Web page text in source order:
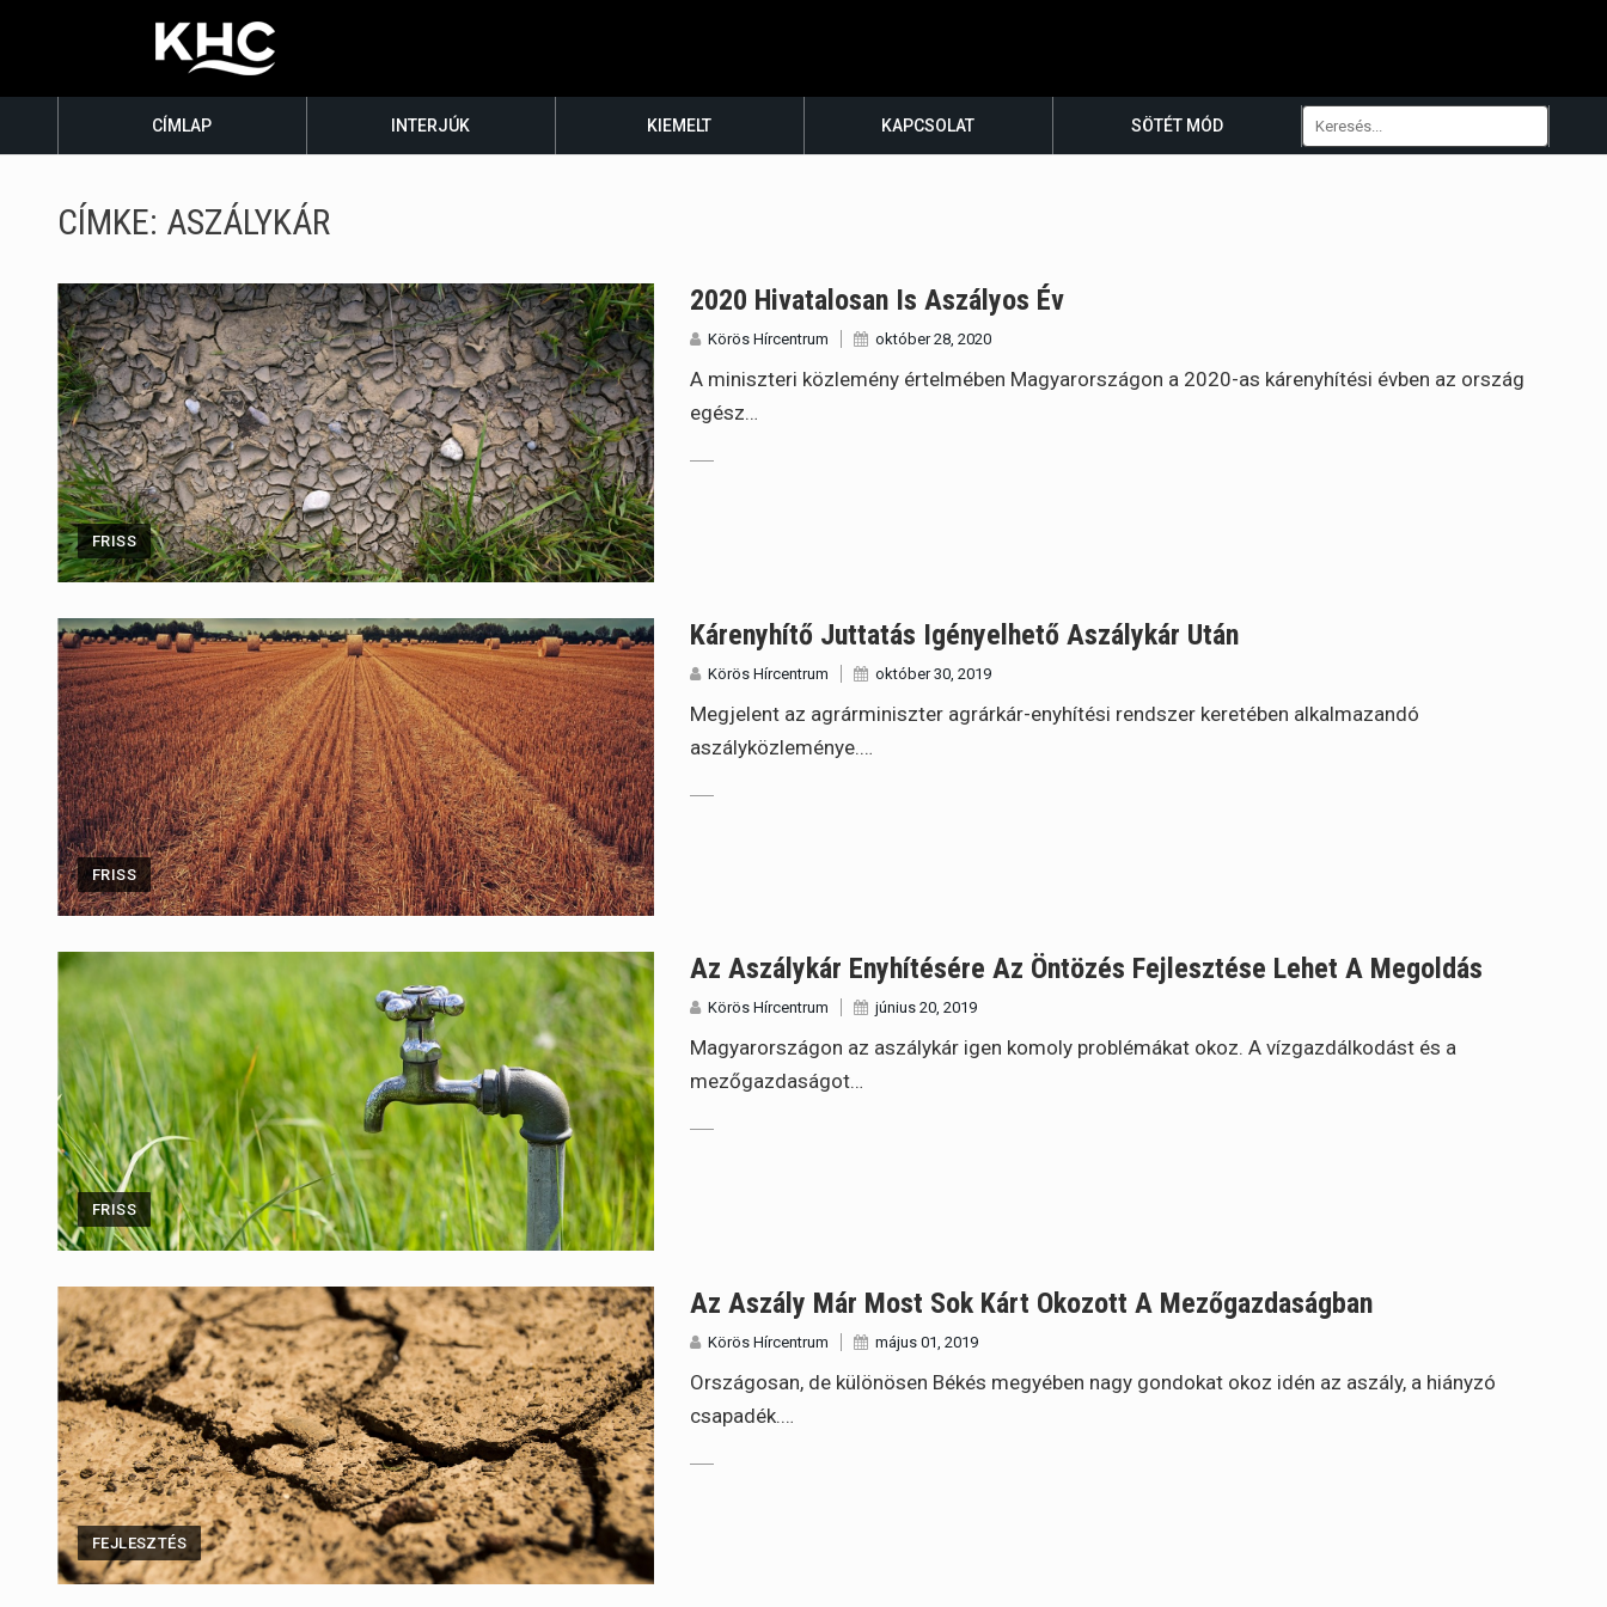
CÍMLAP INTERJÚK KIEMELT KAPCSOLAT SÖTÉT MÓD
CÍMKE: ASZÁLYKÁR
FRISS
2020 Hivatalosan Is Aszályos Év
Körös Hírcentrum október 28, 2020
A miniszteri közlemény értelmében Magyarországon a 2020-as kárenyhítési évben az ország
egész…
FRISS
Kárenyhítő Juttatás Igényelhető Aszálykár Után
Körös Hírcentrum október 30, 2019
Megjelent az agrárminiszter agrárkár-enyhítési rendszer keretében alkalmazandó
aszályközleménye.…
FRISS
Az Aszálykár Enyhítésére Az Öntözés Fejlesztése Lehet A Megoldás
Körös Hírcentrum június 20, 2019
Magyarországon az aszálykár igen komoly problémákat okoz. A vízgazdálkodást és a
mezőgazdaságot…
FEJLESZTÉS
Az Aszály Már Most Sok Kárt Okozott A Mezőgazdaságban
Körös Hírcentrum május 01, 2019
Országosan, de különösen Békés megyében nagy gondokat okoz idén az aszály, a hiányzó
csapadék.…